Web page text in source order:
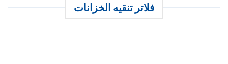
فلاتر تنقيه الخزانات